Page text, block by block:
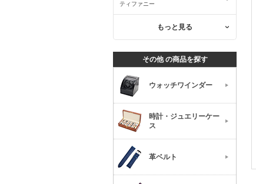
ティファニー
もっと見る
その他 の商品を探す
ウォッチワインダー
時計・ジュエリーケー
ス
革ベルト